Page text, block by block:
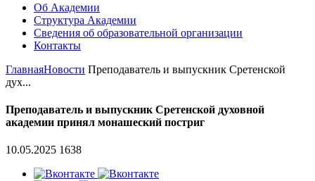
Об Академии
Структура Академии
Сведения об образовательной организации
Контакты
ГлавнаяНовости Преподаватель и выпускник Сретенской
дух...
Преподаватель и выпускник Сретенской духовной
академии принял монашеский постриг
10.05.2025 1638